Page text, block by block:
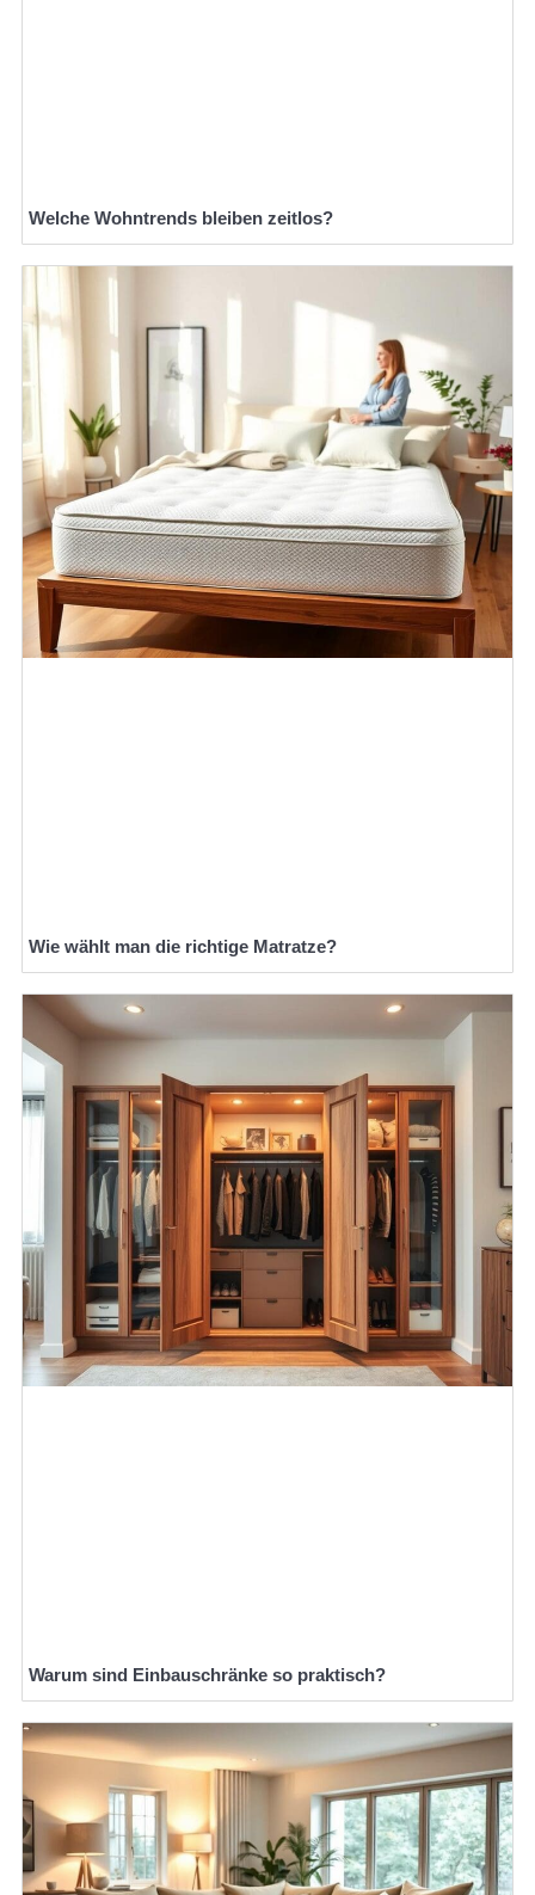
Welche Wohntrends bleiben zeitlos?
Wie wählt man die richtige Matratze?
Warum sind Einbauschränke so praktisch?